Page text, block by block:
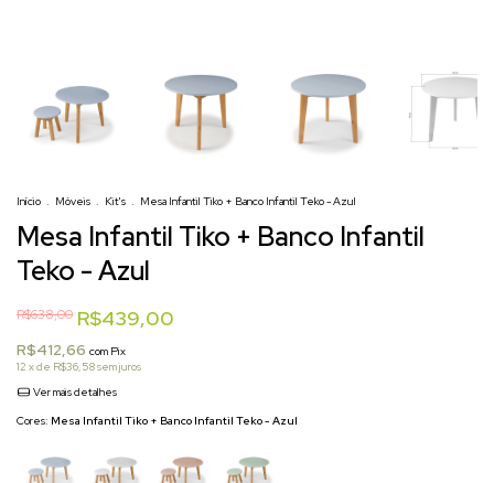
Início . Móveis . Kit's . Mesa Infantil Tiko + Banco Infantil Teko - Azul
Mesa Infantil Tiko + Banco Infantil
Teko - Azul
R$638,00 R$439,00
R$412,66 com Pix
12 x de R$36,58sem juros
Ver mais detalhes
Cores: Mesa Infantil Tiko + Banco Infantil Teko - Azul